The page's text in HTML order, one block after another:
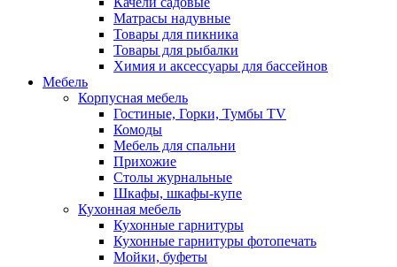
Матрасы надувные
Товары для пикника
Товары для рыбалки
Химия и аксессуары для бассейнов
Мебель
Корпусная мебель
Гостиные, Горки, Тумбы TV
Комоды
Мебель для спальни
Прихожие
Столы журнальные
Шкафы, шкафы-купе
Кухонная мебель
Кухонные гарнитуры
Кухонные гарнитуры фотопечать
Мойки, буфеты